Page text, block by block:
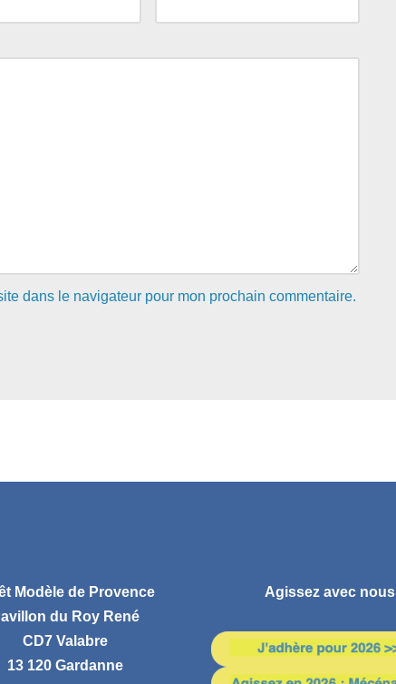
dans le navigateur pour mon prochain commentaire.
Modèle de Provence
du Roy René
CD7 Valabre
13 120 Gardanne
Agissez avec nous